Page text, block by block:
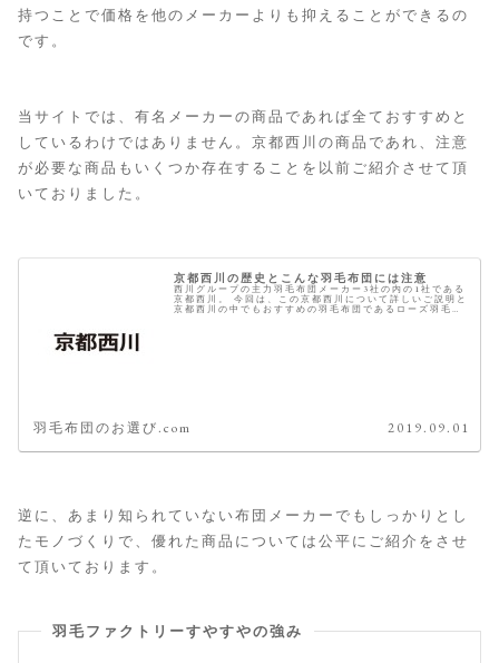
持つことで価格を他のメーカーよりも抑えることができるの
です。
当サイトでは、有名メーカーの商品であれば全ておすすめと
しているわけではありません。京都西川の商品であれ、注意
が必要な商品もいくつか存在することを以前ご紹介させて頂
いておりました。
京都西川の歴史とこんな羽毛布団には注意
西川グループの主力羽毛布団メーカー3社の内の1社である
京都西川。 今回は、この京都西川について詳しいご説明と
京都西川の中でもおすすめの羽毛布団であるローズ羽毛ふ
羽毛布団のお選び.com 2019.09.01
逆に、あまり知られていない布団メーカーでもしっかりとし
たモノづくりで、優れた商品については公平にご紹介をさせ
て頂いております。
羽毛ファクトリーすやすやの強み